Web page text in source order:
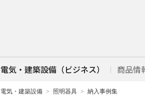
電気・建築設備（ビジネス） 商品情
電気・建築設備 照明器具 納入事例集